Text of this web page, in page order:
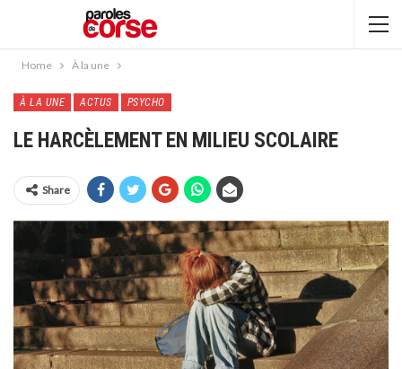
Home À la une
À LA UNE ACTUS PSYCHO
LE HARCÈLEMENT EN MILIEU SCOLAIRE
Share